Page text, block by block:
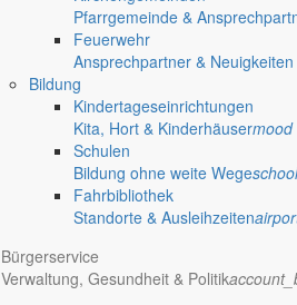
Pfarrgemeinde &
Feuerwehr
Ansprechpartner &
Bildung
Kindertageseinrichtungen
Kita, Hort & Kinderhäusermood
Schulen
Bildung ohne weite Wegeschool
Fahrbibliothek
Standorte & Ausleihzeiten
Bürgerservice
Verwaltung, Gesundheit & Politik